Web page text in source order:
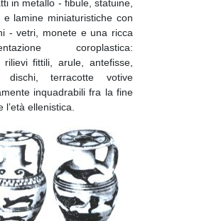
in metallo - fibule, statuine,
e lamine miniaturistiche con
- vetri, monete e una ricca
coroplastica:
rilievi fittili, arule, antefisse,
dischi, terracotte votive
inquadrabili fra la fine
l’età ellenistica.